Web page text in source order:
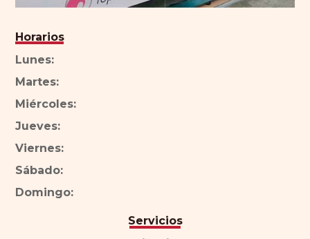
Horarios
Lunes:
Martes:
Miércoles:
Jueves:
Viernes:
Sábado:
Domingo:
Servicios